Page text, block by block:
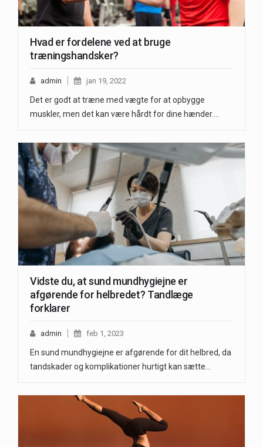
Hvad er fordelene ved at bruge
træningshandsker?
admin jan 19, 2022
Det er godt at træne med vægte for at opbygge
muskler, men det kan være hårdt for dine hænder.…
Vidste du, at sund mundhygiejne er
afgørende for helbredet? Tandlæge
forklarer
admin feb 1, 2023
En sund mundhygiejne er afgørende for dit helbred, da
tandskader og komplikationer hurtigt kan sætte…